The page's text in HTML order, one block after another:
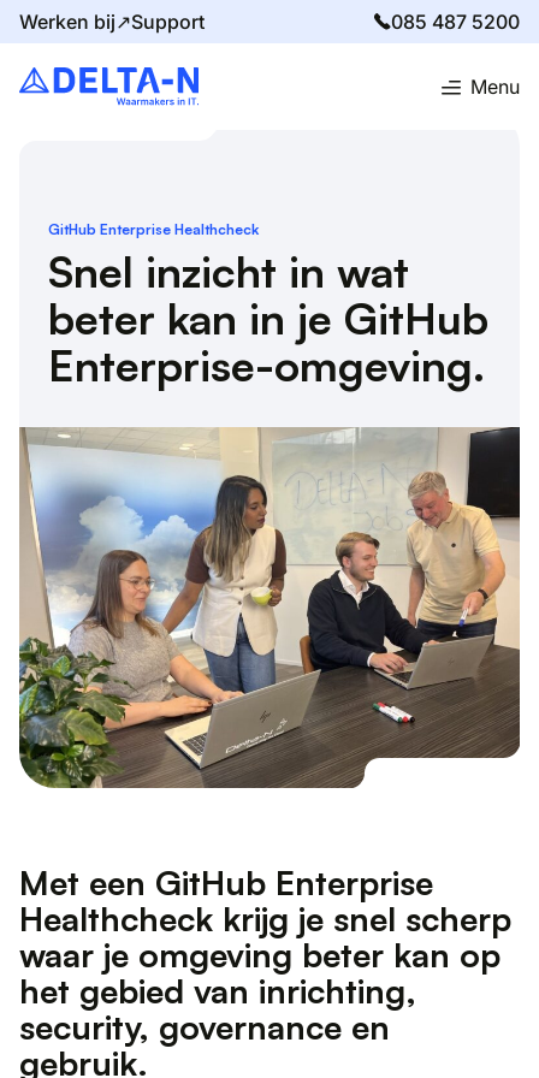
Werken bij↗Support 085 487 5200
Menu
Home Oplossingen GitHub Enterprise Healthcheck
GitHub Enterprise Healthcheck
Snel inzicht in wat
beter kan in je GitHub
Enterprise-omgeving.
Met een GitHub Enterprise
Healthcheck krijg je snel scherp
waar je omgeving beter kan op
het gebied van inrichting,
security, governance en
gebruik.